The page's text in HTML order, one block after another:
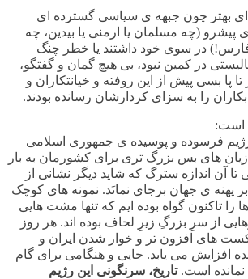
ای بهتر چون جبهه ی سیاسی گسترده ای
پیشرو (چه مسلمان یا ارمنی یا بیدین، چه
در سوی خود داشتند یا خطر چنگ
در کمین نبود، بی هیچ گمان و گفتگو،
پا بسی پیش از این روفته و خیانتکاران و
را به سزای کردارشان رسانده بودند.
است:
فرسوده و پوسیده ی جمهوری اسلامی
زیان های بس بزرگ تری برای کشورمان به بار
تا آن اندازه سترگ که شاید دیگر نشانی از
پهنه ی جهان برجای نمانَد. نمونه های کوچک
را تاکنون گواه بوده ایم که تنها مشت هایی
از سرِ بزرگِ زیرِ لحاف بوده اند. هر روز
های افزون تر و خوار شدن ایران و
افزایش می یابد. جایی و هنگامی برای گام
است.تاریخ، سرنگونی این رژیم